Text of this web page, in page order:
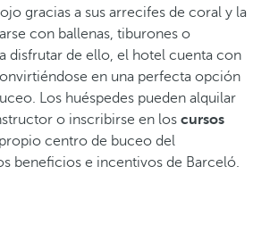
gracias a sus arrecifes de coral y la
con ballenas, tiburones o
disfrutar de ello, el hotel cuenta con
en una perfecta opción
Los huéspedes pueden alquilar
o inscribirse en los cursos
centro de buceo del
beneficios e incentivos de Barceló.